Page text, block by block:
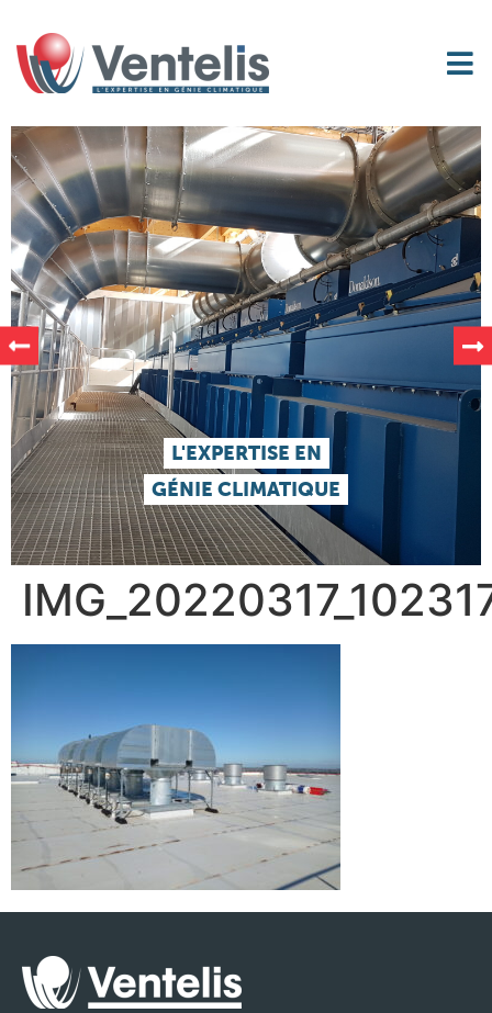
L'EXPERTISE EN
GÉNIE CLIMATIQUE